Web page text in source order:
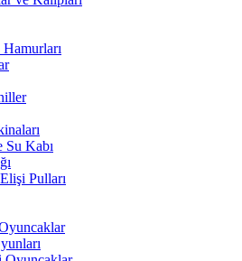
Su Kabı
Pulları